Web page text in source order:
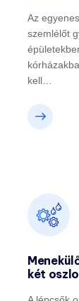
Az
szemlélőt
kell…
két